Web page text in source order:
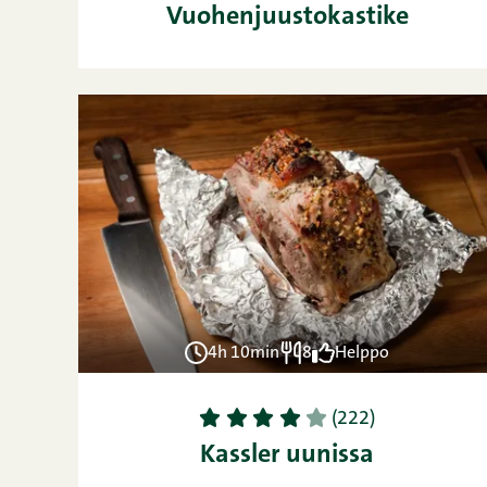
Vuohenjuustokastike
4h 10min 8 Helppo
1 2 3 4 5 (222)
Kassler uunissa